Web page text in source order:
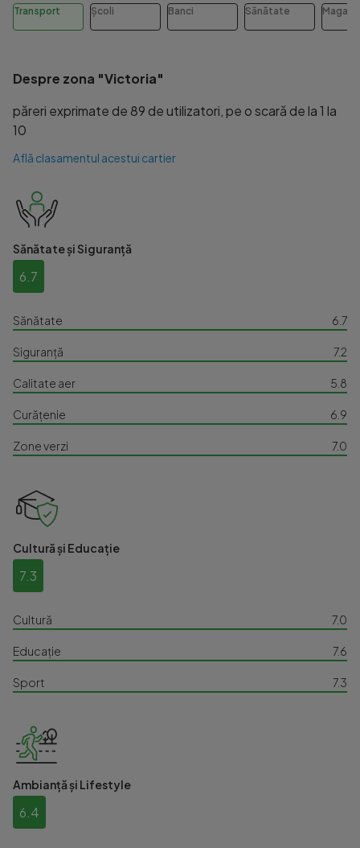
Transport Școli Banci Sănătate
Despre zona "Victoria"
păreri exprimate de 89 de utilizatori, pe o scară de la 1 la
10
Află clasamentul acestui cartier
Sănătate și Siguranță
6.7
Sănătate 6.7
Siguranță 7.2
Calitate aer 5.8
Curățenie 6.9
Zone verzi 7.0
Cultură și Educație
7.3
Cultură 7.0
Educație 7.6
Sport 7.3
Ambianță și Lifestyle
6.4